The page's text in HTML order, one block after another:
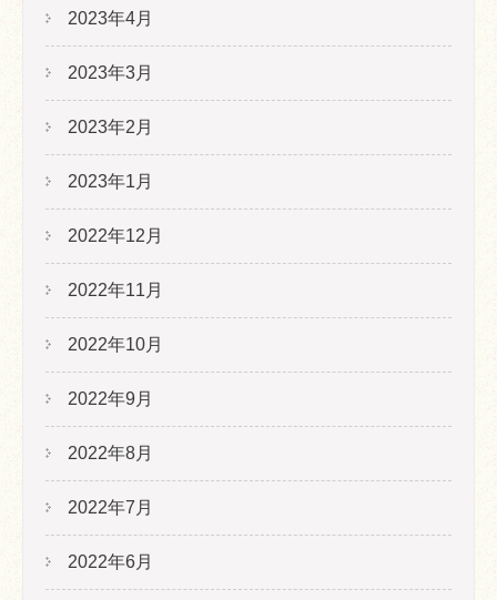
2023年4月
2023年3月
2023年2月
2023年1月
2022年12月
2022年11月
2022年10月
2022年9月
2022年8月
2022年7月
2022年6月